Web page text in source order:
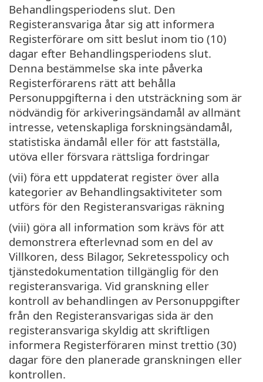
Behandlingsperiodens slut. Den
Registeransvariga åtar sig att informera
Registerförare om sitt beslut inom tio (10)
dagar efter Behandlingsperiodens slut.
Denna bestämmelse ska inte påverka
Registerförarens rätt att behålla
Personuppgifterna i den utsträckning som är
nödvändig för arkiveringsändamål av allmänt
intresse, vetenskapliga forskningsändamål,
statistiska ändamål eller för att fastställa,
utöva eller försvara rättsliga fordringar
(vii) föra ett uppdaterat register över alla
kategorier av Behandlingsaktiviteter som
utförs för den Registeransvarigas räkning
(viii) göra all information som krävs för att
demonstrera efterlevnad som en del av
Villkoren, dess Bilagor, Sekretesspolicy och
tjänstedokumentation tillgänglig för den
registeransvariga. Vid granskning eller
kontroll av behandlingen av Personuppgifter
från den Registeransvarigas sida är den
registeransvariga skyldig att skriftligen
informera Registerföraren minst trettio (30)
dagar före den planerade granskningen eller
kontrollen.